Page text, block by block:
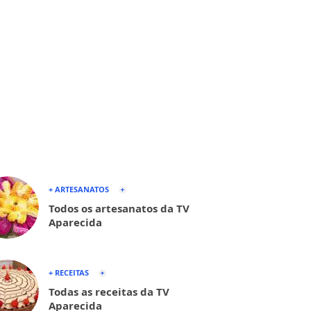
+ ARTESANATOS
Todos os artesanatos da TV
Aparecida
+ RECEITAS
Todas as receitas da TV
Aparecida